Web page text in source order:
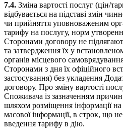
7.4. Зміна вартості послуг (цін/
відбувається на підставі змін
чи прийняття уповноваженим
тарифу на послугу, норм
Сторонами договору не
та затвердження їх у
органів місцевого
Сторонами з дня їх офіційного
застосування) без укладення
договору. Про зміну вартості
Споживача із зазначенням
шляхом розміщення інформації на
масової інформації, в строк, що
введення тарифу в дію.